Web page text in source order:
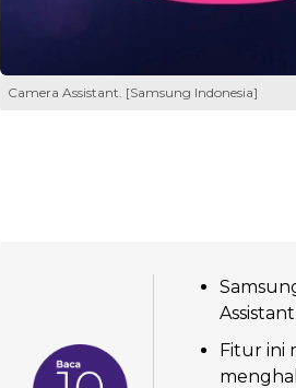
Camera Assistant. [Samsung Indonesia]
Fitur ini